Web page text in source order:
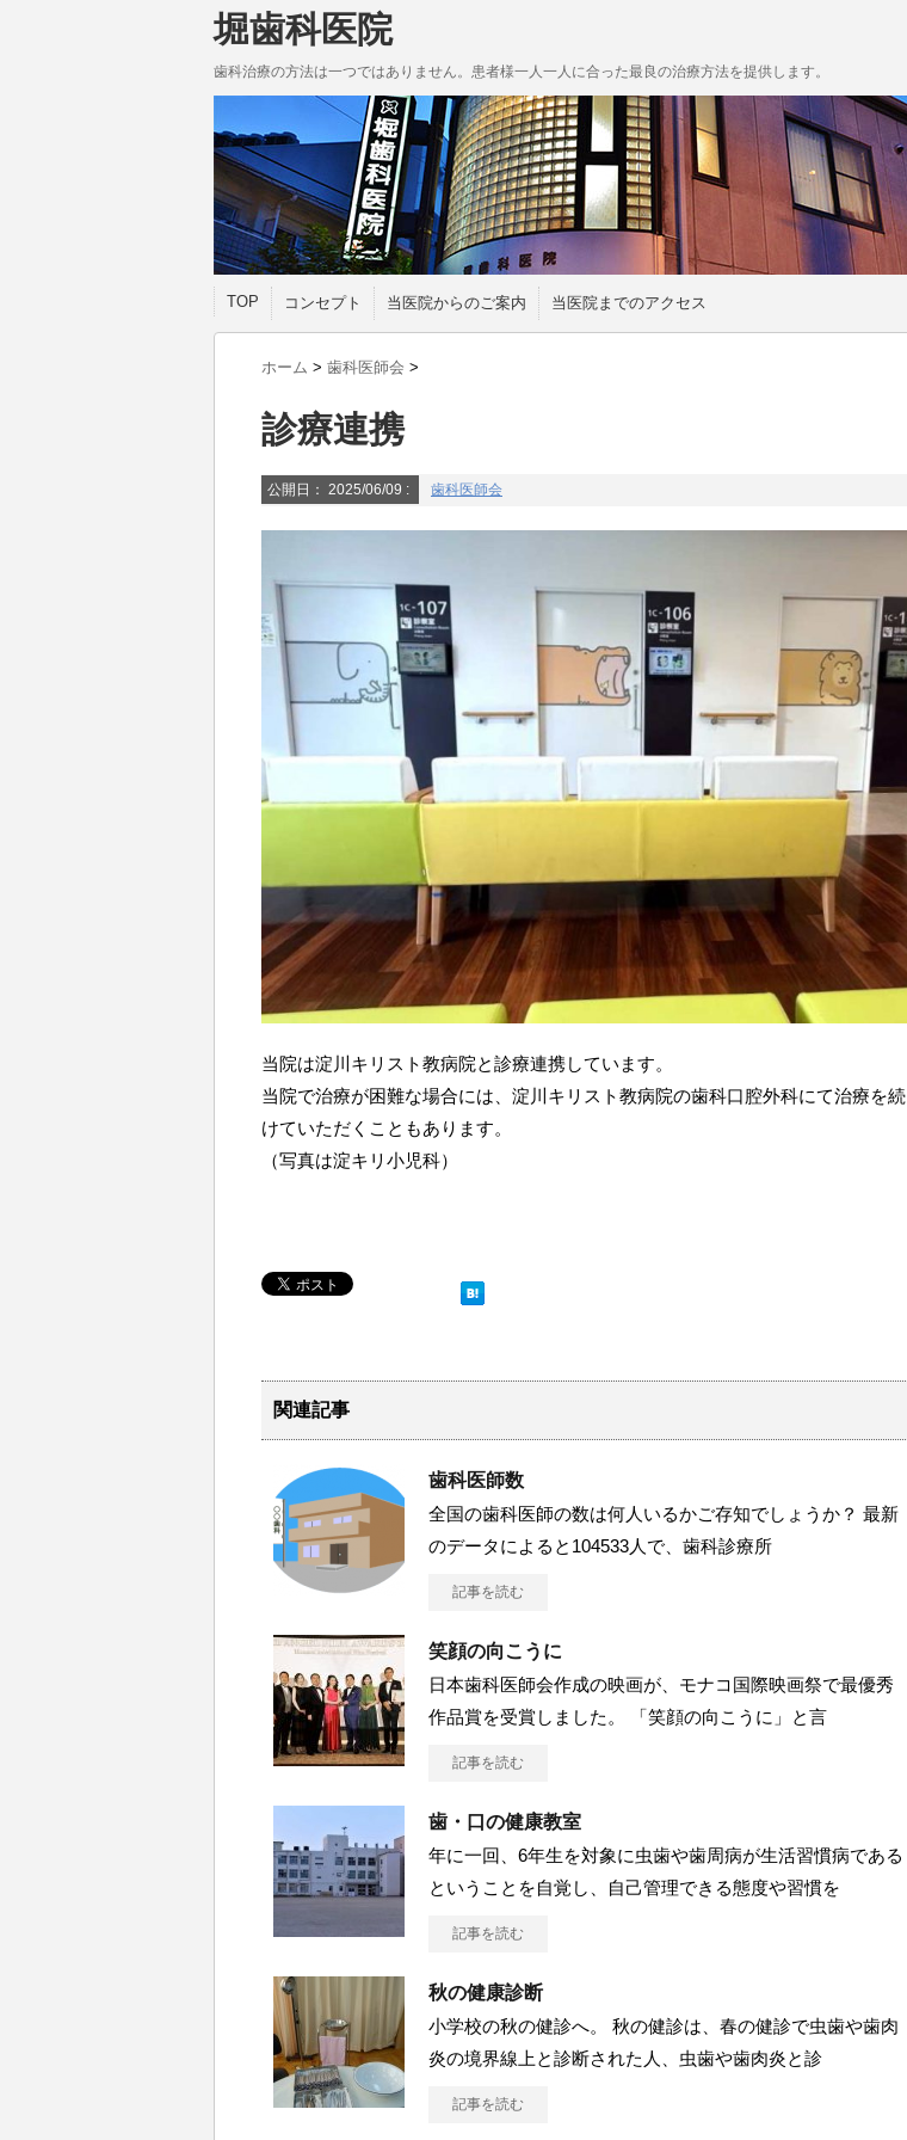
堀歯科医院
歯科治療の方法は一つではありません。患者様一人一人に合った最良の治療方法を提供します。
TOP コンセプト 当医院からのご案内 当医院までのアクセス
ホーム > 歯科医師会 >
診療連携
公開日： 2025/06/09 : 歯科医師会
当院は淀川キリスト教病院と診療連携しています。
当院で治療が困難な場合には、淀川キリスト教病院の歯科口腔外科にて治療を続
けていただくこともあります。
（写真は淀キリ小児科）
関連記事
歯科医師数
全国の歯科医師の数は何人いるかご存知でしょうか？ 最新
のデータによると104533人で、歯科診療所
記事を読む
笑顔の向こうに
日本歯科医師会作成の映画が、モナコ国際映画祭で最優秀
作品賞を受賞しました。 「笑顔の向こうに」と言
記事を読む
歯・口の健康教室
年に一回、6年生を対象に虫歯や歯周病が生活習慣病である
ということを自覚し、自己管理できる態度や習慣を
記事を読む
秋の健康診断
小学校の秋の健診へ。 秋の健診は、春の健診で虫歯や歯肉
炎の境界線上と診断された人、虫歯や歯肉炎と診
記事を読む